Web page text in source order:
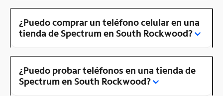
¿Puedo comprar un teléfono celular en una
tienda de Spectrum en South Rockwood?
¿Puedo probar teléfonos en una tienda de
Spectrum en South Rockwood?